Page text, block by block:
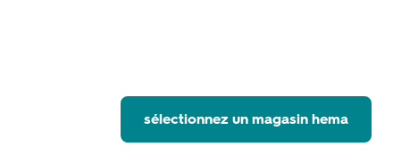
sélectionnez un magasin hema